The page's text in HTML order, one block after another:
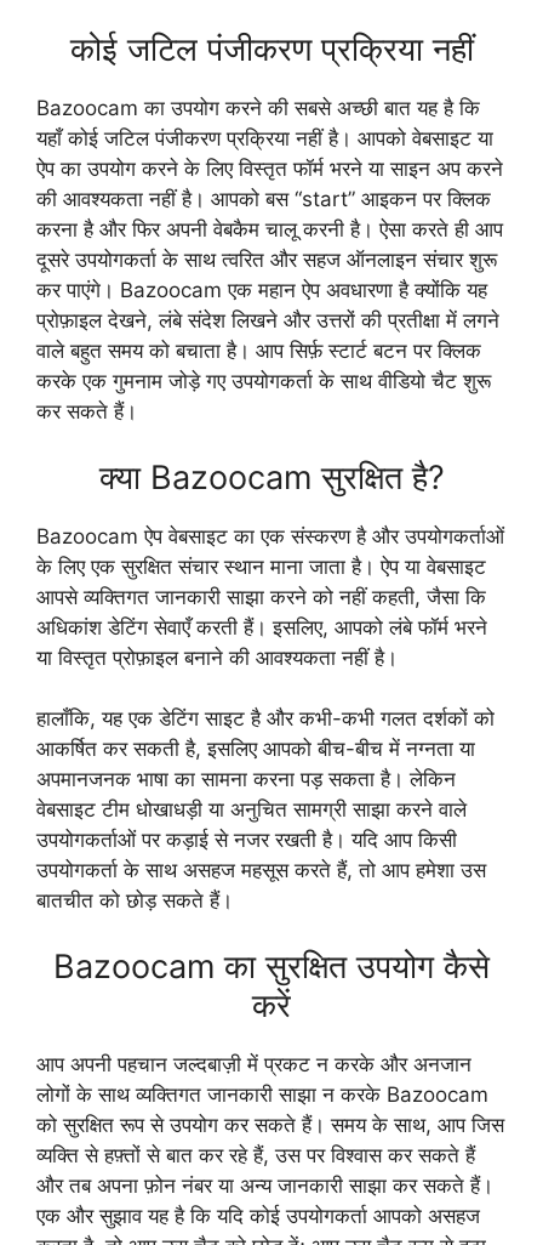
कोई जटिल पंजीकरण प्रक्रिया नहीं
Bazoocam का उपयोग करने की सबसे अच्छी बात यह है कि
यहाँ कोई जटिल पंजीकरण प्रक्रिया नहीं है। आपको वेबसाइट या
ऐप का उपयोग करने के लिए विस्तृत फॉर्म भरने या साइन अप करने
की आवश्यकता नहीं है। आपको बस “start” आइकन पर क्लिक
करना है और फिर अपनी वेबकैम चालू करनी है। ऐसा करते ही आप
दूसरे उपयोगकर्ता के साथ त्वरित और सहज ऑनलाइन संचार शुरू
कर पाएंगे। Bazoocam एक महान ऐप अवधारणा है क्योंकि यह
प्रोफ़ाइल देखने, लंबे संदेश लिखने और उत्तरों की प्रतीक्षा में लगने
वाले बहुत समय को बचाता है। आप सिर्फ़ स्टार्ट बटन पर क्लिक
करके एक गुमनाम जोड़े गए उपयोगकर्ता के साथ वीडियो चैट शुरू
कर सकते हैं।
क्या Bazoocam सुरक्षित है?
Bazoocam ऐप वेबसाइट का एक संस्करण है और उपयोगकर्ताओं
के लिए एक सुरक्षित संचार स्थान माना जाता है। ऐप या वेबसाइट
आपसे व्यक्तिगत जानकारी साझा करने को नहीं कहती, जैसा कि
अधिकांश डेटिंग सेवाएँ करती हैं। इसलिए, आपको लंबे फॉर्म भरने
या विस्तृत प्रोफ़ाइल बनाने की आवश्यकता नहीं है।
हालाँकि, यह एक डेटिंग साइट है और कभी-कभी गलत दर्शकों को
आकर्षित कर सकती है, इसलिए आपको बीच-बीच में नग्नता या
अपमानजनक भाषा का सामना करना पड़ सकता है। लेकिन
वेबसाइट टीम धोखाधड़ी या अनुचित सामग्री साझा करने वाले
उपयोगकर्ताओं पर कड़ाई से नजर रखती है। यदि आप किसी
उपयोगकर्ता के साथ असहज महसूस करते हैं, तो आप हमेशा उस
बातचीत को छोड़ सकते हैं।
Bazoocam का सुरक्षित उपयोग कैसे
करें
आप अपनी पहचान जल्दबाज़ी में प्रकट न करके और अनजान
लोगों के साथ व्यक्तिगत जानकारी साझा न करके Bazoocam
को सुरक्षित रूप से उपयोग कर सकते हैं। समय के साथ, आप जिस
व्यक्ति से हफ़्तों से बात कर रहे हैं, उस पर विश्वास कर सकते हैं
और तब अपना फ़ोन नंबर या अन्य जानकारी साझा कर सकते हैं।
एक और सुझाव यह है कि यदि कोई उपयोगकर्ता आपको असहज